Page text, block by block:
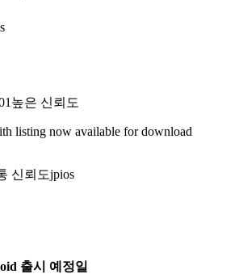
높은 신뢰도
listing now available for download
신뢰도jpios
출시 예정일